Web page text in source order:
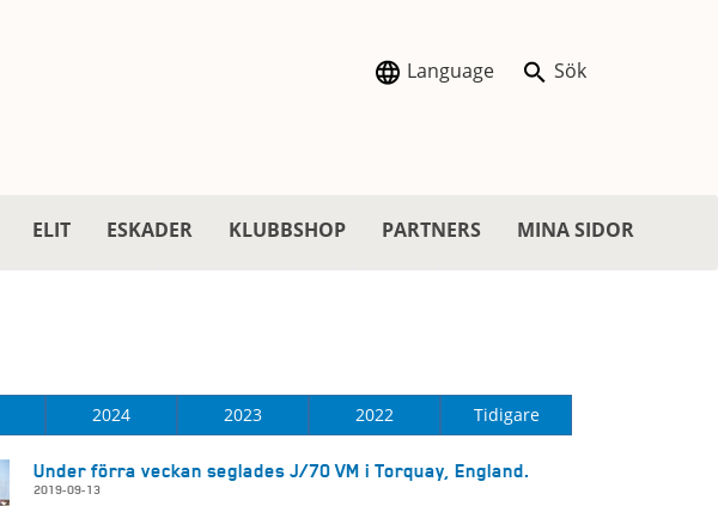
Language Sök
ELIT ESKADER KLUBBSHOP PARTNERS MINA SIDOR
2024 2023 2022 Tidigare
Under förra veckan seglades J/70 VM i Torquay, England.
2019-09-13